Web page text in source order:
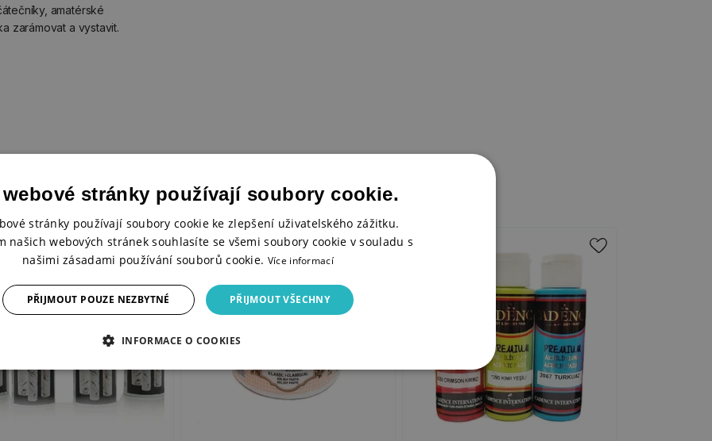
amatérské
zarámovat a vystavit.
stránky používají soubory cookie.
stránky používají soubory cookie ke zlepšení uživatelského zážitku.
našich webových stránek souhlasíte se všemi soubory cookie v souladu s
našimi zásadami používání souborů cookie. Více informací
PŘIJMOUT VŠECHNY
PŘIJMOUT POUZE NEZBYTNÉ
INFORMACE O COOKIES